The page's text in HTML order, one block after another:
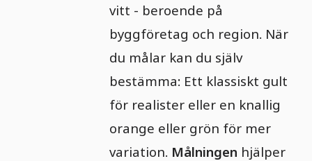
vitt - beroende på
byggföretag och region. När
du målar kan du själv
bestämma: Ett klassiskt gult
för realister eller en knallig
orange eller grön för mer
variation. Målningen hjälper